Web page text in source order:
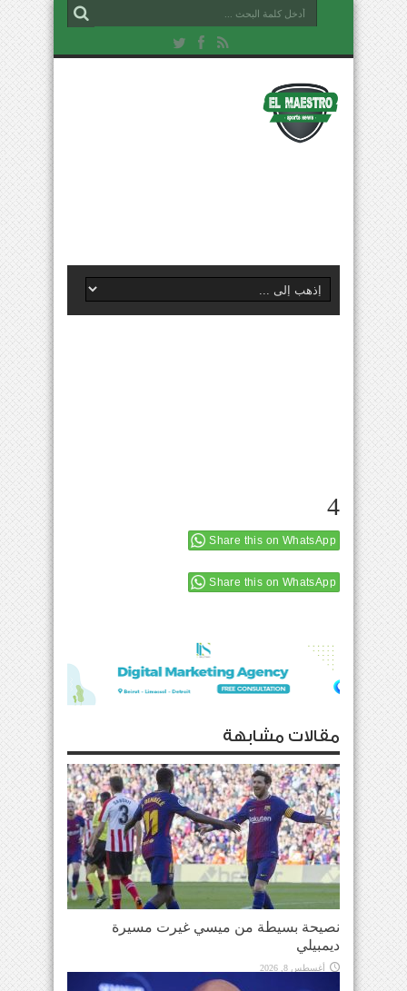
4
Share this on WhatsApp
Share this on WhatsApp
مقالات مشابهة
نصيحة بسيطة من ميسي غيرت مسيرة
ديمبيلي
أغسطس 8, 2026